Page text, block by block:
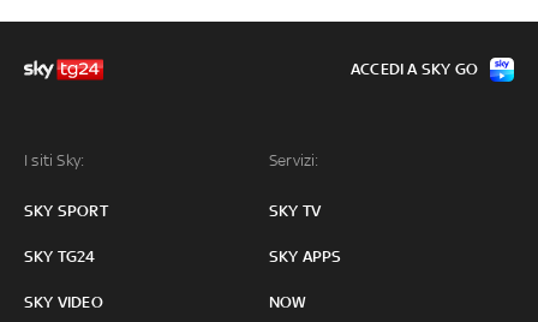
I siti Sky:
SKY SPORT
SKY TG24
SKY VIDEO
Servizi:
SKY TV
SKY APPS
NOW
ACCEDI A SKY GO